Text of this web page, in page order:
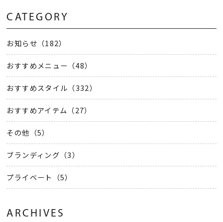
CATEGORY
お知らせ（182）
おすすめメニュー（48）
おすすめスタイル（332）
おすすめアイテム（27）
その他（5）
ブランディング（3）
プライベート（5）
ARCHIVES